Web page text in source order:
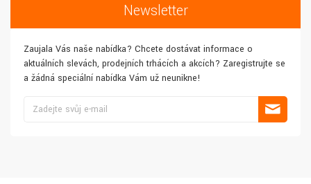
Newsletter
Zaujala Vás naše nabídka? Chcete dostávat informace o
aktuálních slevách, prodejních trhácích a akcích? Zaregistrujte se
a žádná speciální nabídka Vám už neunikne!